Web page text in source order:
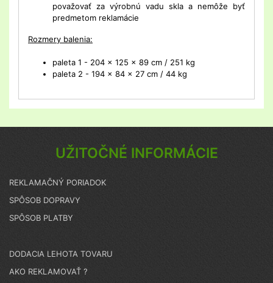
považovať za výrobnú vadu skla a nemôže byť
predmetom reklamácie
Rozmery balenia:
paleta 1 - 204 x 125 x 89 cm / 251 kg
paleta 2 - 194 x 84 x 27 cm / 44 kg
UŽITOČNÉ INFORMÁCIE
REKLAMAČNÝ PORIADOK
SPÔSOB DOPRAVY
SPÔSOB PLATBY
DODACIA LEHOTA TOVARU
AKO REKLAMOVAŤ ?